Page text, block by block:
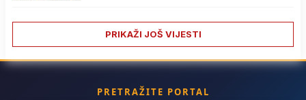
PRIKAŽI JOŠ VIJESTI
PRETRAŽITE PORTAL